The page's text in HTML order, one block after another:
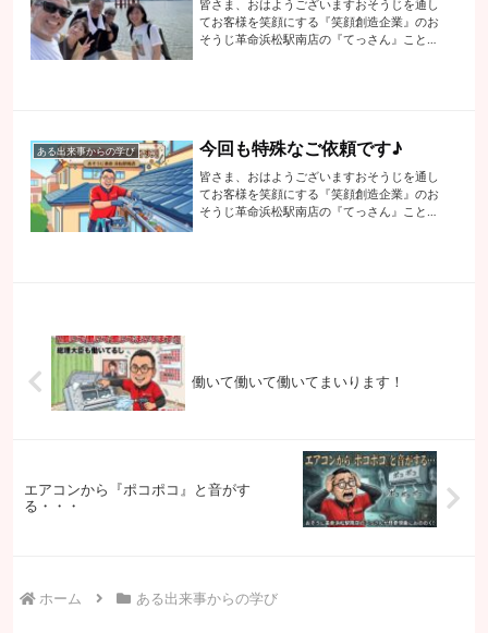
皆さま、おはようございますおそうじを通し
てお客様を笑顔にする『笑顔創造企業』のお
そうじ革命浜松駅南店の『てっさん』こと代
ある出来事からの学び 今回も特殊なご依頼です♪
皆さま、おはようございますおそうじを通し
てお客様を笑顔にする『笑顔創造企業』のお
そうじ革命浜松駅南店の『てっさん』こと代
働いて働いて働いてまいります！
エアコンから『ポコポコ』と音がす
る・・・
ホーム ある出来事からの学び